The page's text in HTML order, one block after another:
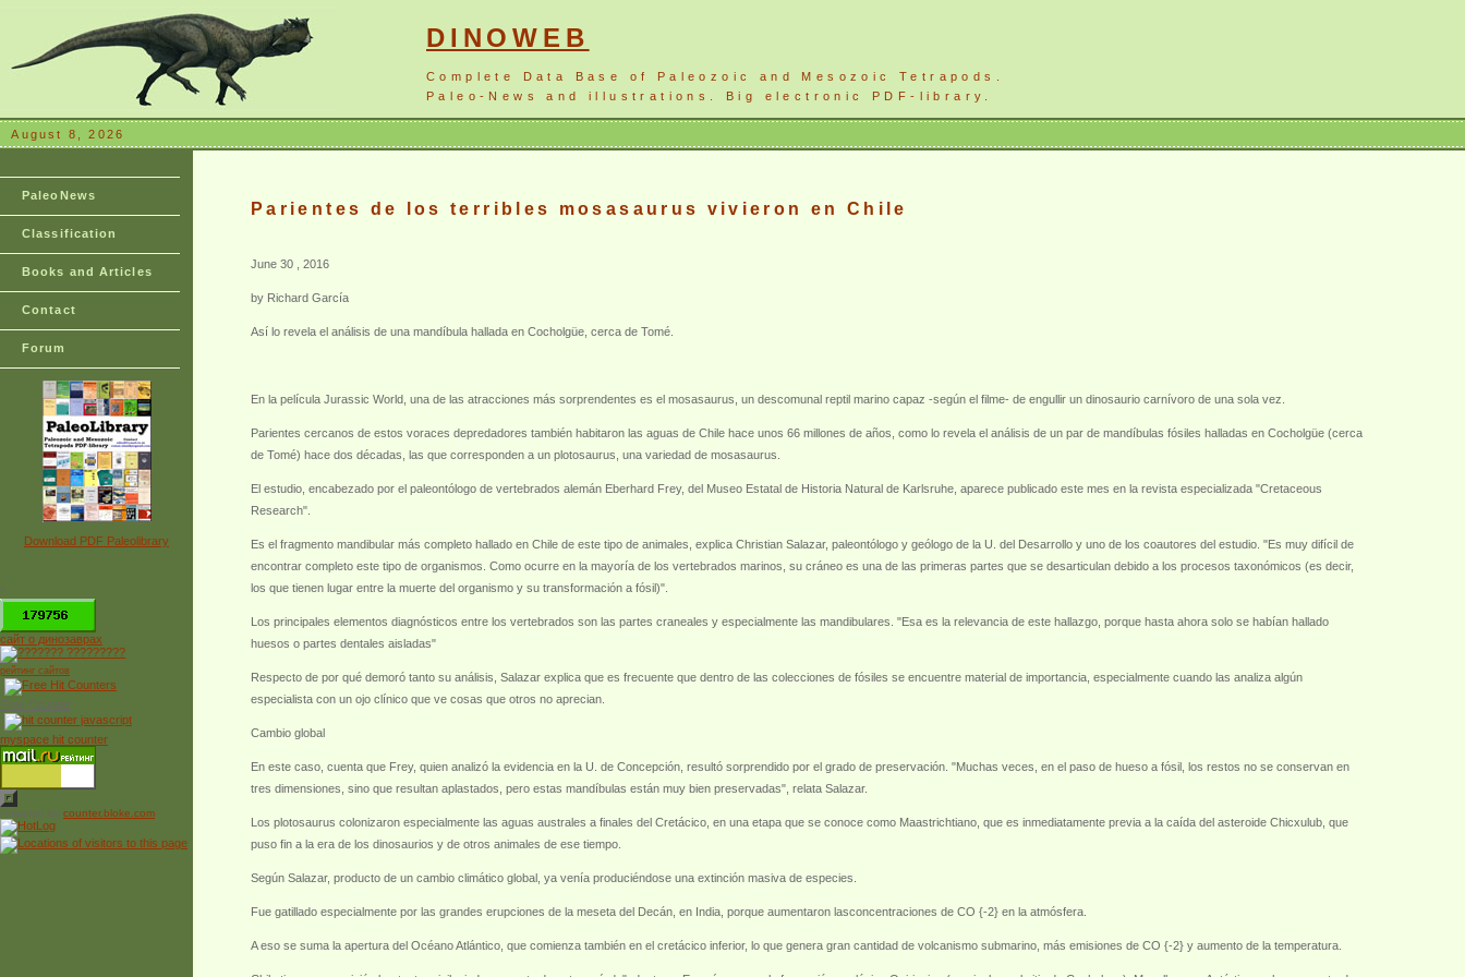
DINOWEB
Complete Data Base of Paleozoic and Mesozoic Tetrapods.
Paleo-News and illustrations. Big electronic PDF-library.
August 8, 2026
PaleoNews
Classification
Books and Articles
Contact
Forum
Download PDF Paleolibrary
*
сайт о динозаврах
рейтинг сайтов
Free Counter
myspace hit counter
Powered by counter.bloke.com
Parientes de los terribles mosasaurus vivieron en Chile
June 30 , 2016
by Richard García
Así lo revela el análisis de una mandíbula hallada en Cocholgüe, cerca de Tomé.
En la película Jurassic World, una de las atracciones más sorprendentes es el mosasaurus, un descomunal reptil marino capaz -según el filme- de engullir un dinosaurio carnívoro de una sola vez.
Parientes cercanos de estos voraces depredadores también habitaron las aguas de Chile hace unos 66 millones de años, como lo revela el análisis de un par de mandíbulas fósiles halladas en Cocholgüe (cerca
de Tomé) hace dos décadas, las que corresponden a un plotosaurus, una variedad de mosasaurus.
El estudio, encabezado por el paleontólogo de vertebrados alemán Eberhard Frey, del Museo Estatal de Historia Natural de Karlsruhe, aparece publicado este mes en la revista especializada "Cretaceous
Research".
Es el fragmento mandibular más completo hallado en Chile de este tipo de animales, explica Christian Salazar, paleontólogo y geólogo de la U. del Desarrollo y uno de los coautores del estudio. "Es muy difícil de
encontrar completo este tipo de organismos. Como ocurre en la mayoría de los vertebrados marinos, su cráneo es una de las primeras partes que se desarticulan debido a los procesos taxonómicos (es decir,
los que tienen lugar entre la muerte del organismo y su transformación a fósil)".
Los principales elementos diagnósticos entre los vertebrados son las partes craneales y especialmente las mandibulares. "Esa es la relevancia de este hallazgo, porque hasta ahora solo se habían hallado
huesos o partes dentales aisladas"
Respecto de por qué demoró tanto su análisis, Salazar explica que es frecuente que dentro de las colecciones de fósiles se encuentre material de importancia, especialmente cuando las analiza algún
especialista con un ojo clínico que ve cosas que otros no aprecian.
Cambio global
En este caso, cuenta que Frey, quien analizó la evidencia en la U. de Concepción, resultó sorprendido por el grado de preservación. "Muchas veces, en el paso de hueso a fósil, los restos no se conservan en
tres dimensiones, sino que resultan aplastados, pero estas mandíbulas están muy bien preservadas", relata Salazar.
Los plotosaurus colonizaron especialmente las aguas australes a finales del Cretácico, en una etapa que se conoce como Maastrichtiano, que es inmediatamente previa a la caída del asteroide Chicxulub, que
puso fin a la era de los dinosaurios y de otros animales de ese tiempo.
Según Salazar, producto de un cambio climático global, ya venía produciéndose una extinción masiva de especies.
Fue gatillado especialmente por las grandes erupciones de la meseta del Decán, en India, porque aumentaron lasconcentraciones de CO {-2} en la atmósfera.
A eso se suma la apertura del Océano Atlántico, que comienza también en el cretácico inferior, lo que genera gran cantidad de volcanismo submarino, más emisiones de CO {-2} y aumento de la temperatura.